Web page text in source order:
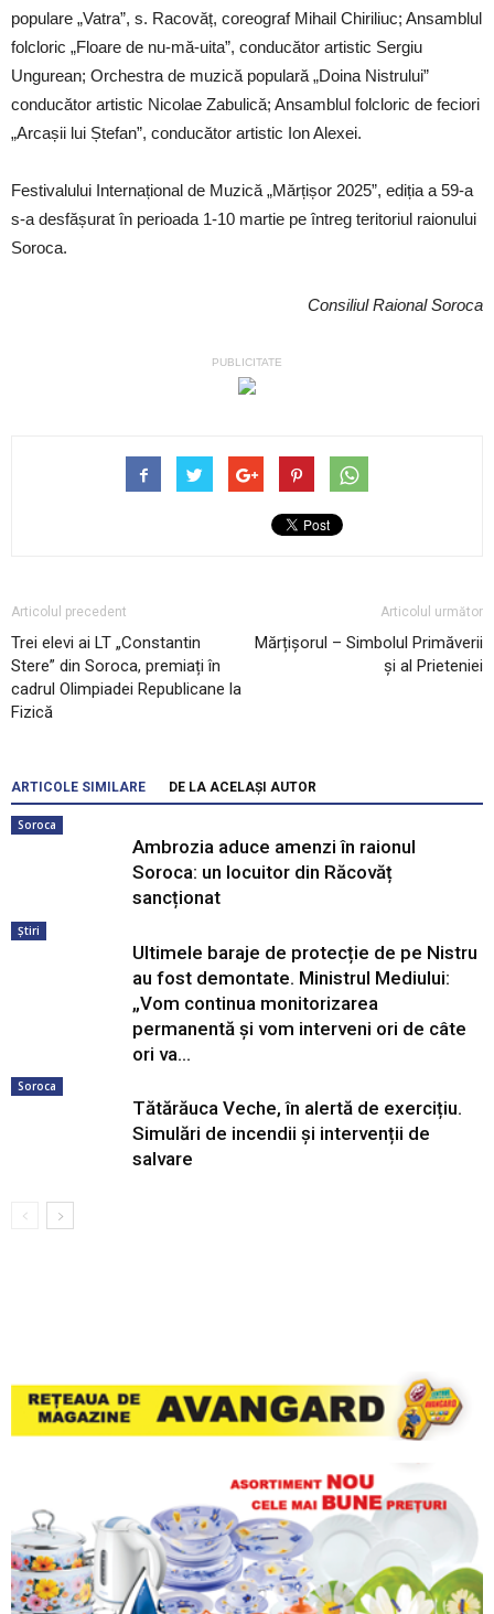
populare „Vatra”, s. Racovăț, coreograf Mihail Chiriliuc; Ansamblul
folcloric „Floare de nu-mă-uita”, conducător artistic Sergiu
Ungurean; Orchestra de muzică populară „Doina Nistrului”
conducător artistic Nicolae Zabulică; Ansamblul folcloric de feciori
„Arcașii lui Ștefan”, conducător artistic Ion Alexei.
Festivalului Internațional de Muzică „Mărțișor 2025”, ediția a 59-a
s-a desfășurat în perioada 1-10 martie pe întreg teritoriul raionului
Soroca.
Consiliul Raional Soroca
PUBLICITATE
Articolul precedent
Trei elevi ai LT „Constantin
Stere” din Soroca, premiați în
cadrul Olimpiadei Republicane la
Fizică
Articolul următor
Mărțișorul – Simbolul Primăverii
și al Prieteniei
ARTICOLE SIMILARE DE LA ACELAȘI AUTOR
Soroca
Ambrozia aduce amenzi în raionul
Soroca: un locuitor din Răcovăț
sancționat
Știri
Ultimele baraje de protecție de pe Nistru
au fost demontate. Ministrul Mediului:
„Vom continua monitorizarea
permanentă și vom interveni ori de câte
ori va...
Soroca
Tătărăuca Veche, în alertă de exercițiu.
Simulări de incendii și intervenții de
salvare